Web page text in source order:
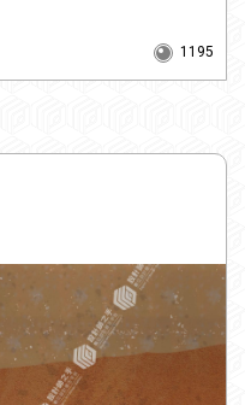
1195